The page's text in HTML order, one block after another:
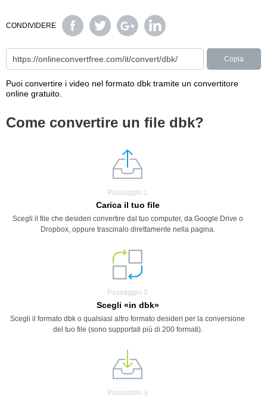
CONDIVIDERE
Copia
Puoi convertire i video nel formato dbk tramite un convertitore
online gratuito.
Come convertire un file dbk?
Passaggio 1
Carica il tuo file
Scegli il file che desideri convertire dal tuo computer, da Google Drive o
Dropbox, oppure trascinalo direttamente nella pagina.
Passaggio 2
Scegli «in dbk»
Scegli il formato dbk o qualsiasi altro formato desideri per la conversione
del tuo file (sono supportati più di 200 formati).
Passaggio 3